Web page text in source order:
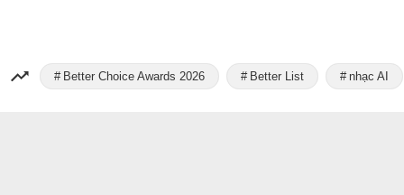
Better Choice Awards 2026 Better List nhạc AI